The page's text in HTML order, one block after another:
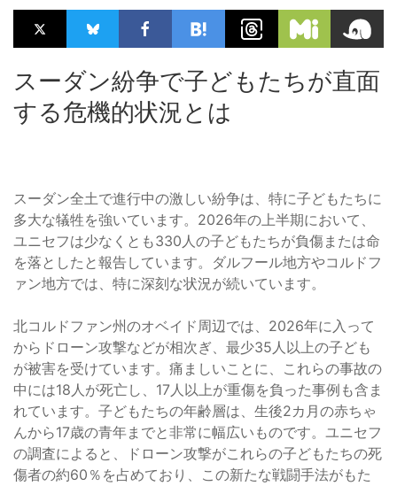
スーダン紛争で子どもたちが直面
する危機的状況とは
スーダン全土で進行中の激しい紛争は、特に子どもたちに
多大な犠牲を強いています。2026年の上半期において、
ユニセフは少なくとも330人の子どもたちが負傷または命
を落としたと報告しています。ダルフール地方やコルドフ
ァン地方では、特に深刻な状況が続いています。
北コルドファン州のオベイド周辺では、2026年に入って
からドローン攻撃などが相次ぎ、最少35人以上の子ども
が被害を受けています。痛ましいことに、これらの事故の
中には18人が死亡し、17人以上が重傷を負った事例も含ま
れています。子どもたちの年齢層は、生後2カ月の赤ちゃ
んから17歳の青年までと非常に幅広いものです。ユニセフ
の調査によると、ドローン攻撃がこれらの子どもたちの死
傷者の約60％を占めており、この新たな戦闘手法がもた